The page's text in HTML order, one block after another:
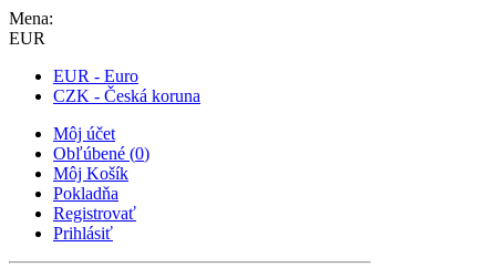
Mena:
EUR
EUR - Euro
CZK - Česká koruna
Môj účet
Obľúbené (0)
Môj Košík
Pokladňa
Registrovať
Prihlásiť